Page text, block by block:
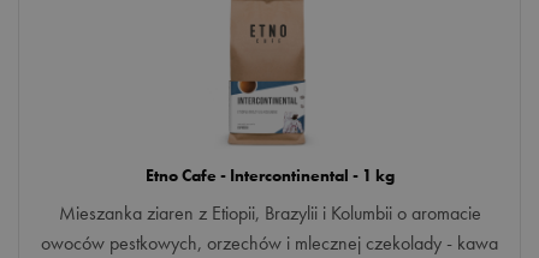
Etno Cafe - Intercontinental - 1 kg
Mieszanka ziaren z Etiopii, Brazylii i Kolumbii o aromacie
owoców pestkowych, orzechów i mlecznej czekolady - kawa